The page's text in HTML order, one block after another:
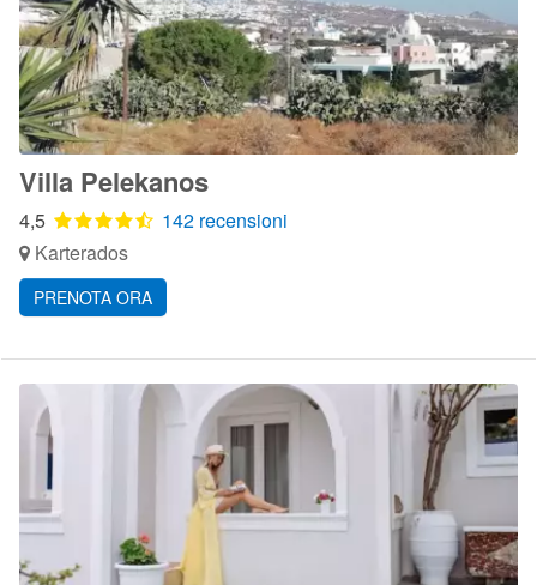
Villa Pelekanos
4,5
142 recensioni
Karterados
PRENOTA ORA